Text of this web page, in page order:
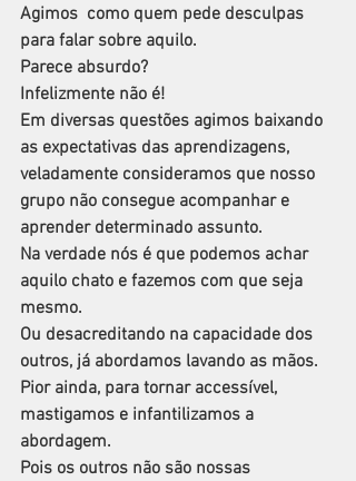
Agimos  como quem pede desculpas
para falar sobre aquilo.
Parece absurdo?
Infelizmente não é!
Em diversas questões agimos baixando
as expectativas das aprendizagens,
veladamente consideramos que nosso
grupo não consegue acompanhar e
aprender determinado assunto.
Na verdade nós é que podemos achar
aquilo chato e fazemos com que seja
mesmo.
Ou desacreditando na capacidade dos
outros, já abordamos lavando as mãos.
Pior ainda, para tornar accessível,
mastigamos e infantilizamos a
abordagem.
Pois os outros não são nossas